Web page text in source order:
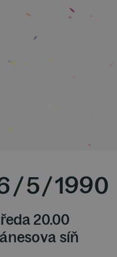
/5/1990
20.00
síň